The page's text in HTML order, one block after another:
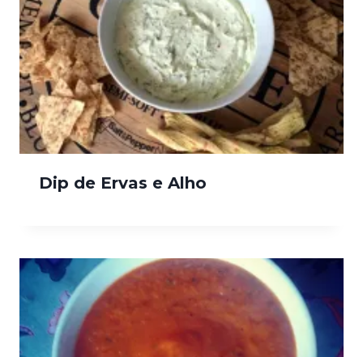
Dip de Ervas e Alho